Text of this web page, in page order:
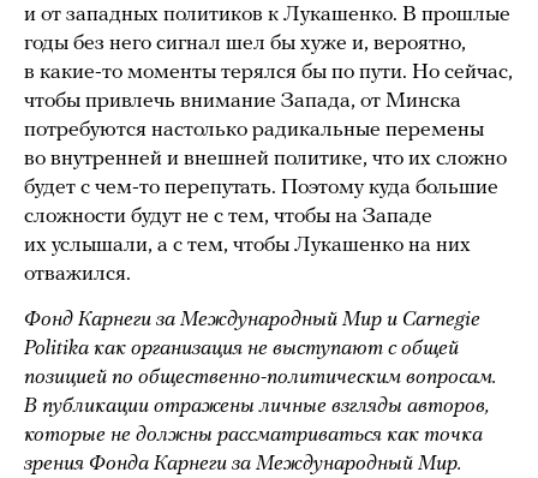
и от западных политиков к Лукашенко. В прошлые
годы без него сигнал шел бы хуже и, вероятно,
в какие-то моменты терялся бы по пути. Но сейчас,
чтобы привлечь внимание Запада, от Минска
потребуются настолько радикальные перемены
во внутренней и внешней политике, что их сложно
будет с чем-то перепутать. Поэтому куда большие
сложности будут не с тем, чтобы на Западе
их услышали, а с тем, чтобы Лукашенко на них
отважился.
Фонд Карнеги за Международный Мир и Carnegie
Politika как организация не выступают с общей
позицией по общественно-политическим вопросам.
В публикации отражены личные взгляды авторов,
которые не должны рассматриваться как точка
зрения Фонда Карнеги за Международный Мир.